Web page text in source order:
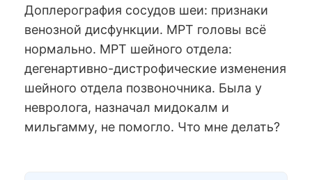
Доплерография сосудов шеи: признаки
венозной дисфункции. МРТ головы всё
нормально. МРТ шейного отдела:
дегенартивно-дистрофические изменения
шейного отдела позвоночника. Была у
невролога, назначал мидокалм и
мильгамму, не помогло. Что мне делать?